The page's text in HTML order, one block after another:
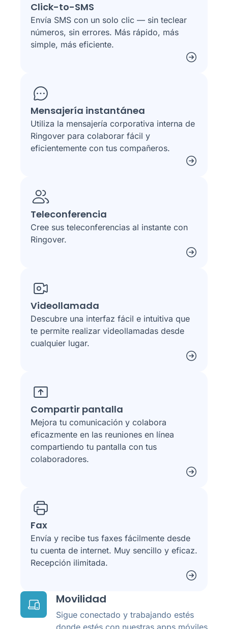
Click-to-SMS
Envía SMS con un solo clic — sin teclear
números, sin errores. Más rápido, más
simple, más eficiente.
Mensajería instantánea
Utiliza la mensajería corporativa interna de
Ringover para colaborar fácil y
eficientemente con tus compañeros.
Teleconferencia
Cree sus teleconferencias al instante con
Ringover.
Videollamada
Descubre una interfaz fácil e intuitiva que
te permite realizar videollamadas desde
cualquier lugar.
Compartir pantalla
Mejora tu comunicación y colabora
eficazmente en las reuniones en línea
compartiendo tu pantalla con tus
colaboradores.
Fax
Envía y recibe tus faxes fácilmente desde
tu cuenta de internet. Muy sencillo y eficaz.
Recepción ilimitada.
Movilidad
Sigue conectado y trabajando estés
donde estés con nuestras apps móviles